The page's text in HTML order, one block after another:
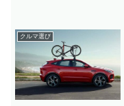
クルマ選び